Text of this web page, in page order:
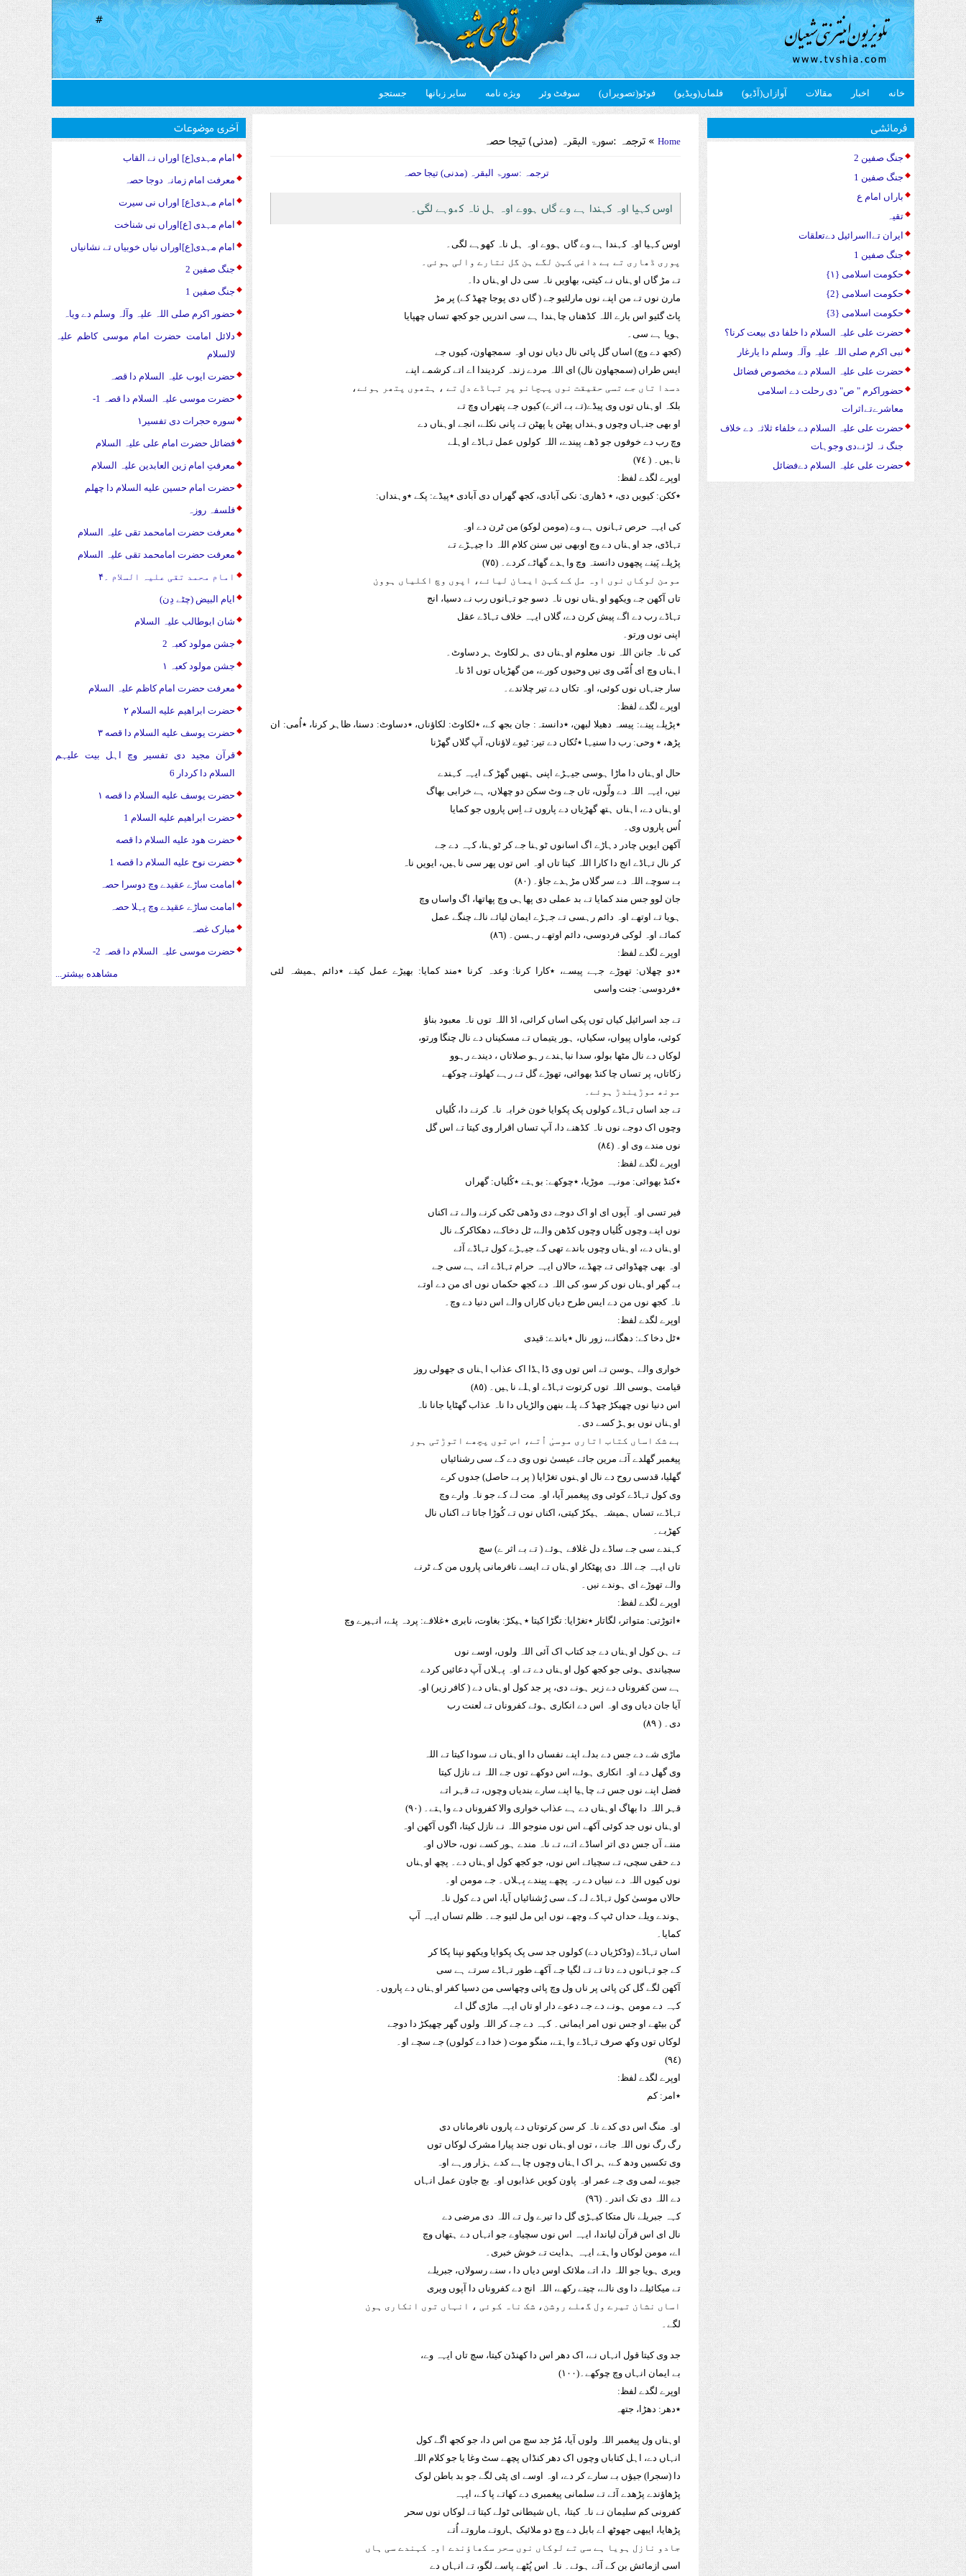
#
خانه اخبار مقالات آوازاں(آڈیو) فلماں(ویڈیو) فوٹو(تصویراں) سوفٹ وئر ویژه نامه سایر زبانها جستجو
Home » ترجمہ :سورۃ البقرہ (مدنی) تیجا حصہ
ترجمہ :سورۃ البقرہ (مدنی) تیجا حصہ
اوس کہیا اوہ کہندا ہے وے گاں ہووے اوہ ہل ناہ کھوہے لگی۔
اوس کہیا اوہ کہندا ہے وے گاں ہووے اوہ ہل ناہ کھوہے لگی۔
پوری ڈھاری تے بے داغی کہن لگے ہن گل نتارے والی ہوئی۔
تے مڑ گاں اوہناں نے کیتی، بھاویں ناہ سی دل اوہناں دا۔
مارن نوں تے من اپنے نوں مارلئیو جے ( گاں دی پوجا چھڈ کے) پر مڑ
پاٹ گئیو اس بارے اللہ کڈھناں چاہندا ہے سی اندریں جو کجھ تساں چھپایا
ہویا ہے سی۔
(کجھ دے وچ) اساں گل پائی نال دیاں نوں اوہ سمجھاون، کیوں جے
ایس طراں (سمجھاون نال) ای اللہ مردے زندہ کردیندا اے اتے کرشمے اپنے
دسدا تاں جے تسی حقیقت نوں پہچانو پر تہاڈے دل تے ، ہتھوں پتھر ہوئے،
بلکہ اوہناں توں وی پیڈے(تے بے اثرے) کیوں جے پتھراں وچ تے
او بھی جنہاں وچوں وہنداں پھٹن یا پھٹن تے پانی نکلے، انجے اوہناں دے
وچ رب دے خوفوں جو ڈھے پیندے، اللہ کولوں عمل تہاڈے اوہلے
ناہیں۔ ( ٧٤)
اوپرے لگدے لفظ:
٭ککن: کیویں دی، ٭ ڈھاری: نکی آبادی، کجھ گھراں دی آبادی ٭پیڈے: پکے ٭وہنداں:
کی ایہہ حرص تہانوں ہے وے (مومن لوکو) من ٹرن دے اوہ
تہاڈی، جد اوہناں دے وچ اوبھی نیں سنن کلام اللہ دا جیہڑے تے
پڑپلے پَینے پچھوں دانستہ وچ واہدے گھاٹے کردے۔ (٧٥)
مومن لوکاں نوں اوہ مل کے کہن ایمان لیائے، اپوں وچ اکلیاں ہوون
تاں آکھن جے ویکھو اوہناں نوں ناہ دسو جو تہانوں رب نے دسیا، انج
تہاڈے رب دے اگے پیش کرن دے، گلاں ایہہ خلاف تہاڈے عقل
اپنی نوں ورتو۔
کی ناہ جانن اللہ نوں معلوم اوہناں دی ہر لکاوٹ ہر دساوٹ۔
اہناں وچ ای اُمّی وی نیں وحیوں کورے، من گھڑیاں توں اڈ ناہ
سار جنہاں نوں کوئی، اوہ تکاں دے تیر چلاندے۔
اوپرے لگدے لفظ:
٭پڑپلے پینے: پیسہ دھیلا لبھن، ٭دانستہ: جان بجھ کے، ٭لکاوٹ: لکاؤناں، ٭دساوٹ: دسنا، ظاہر کرنا، ٭اُمی: ان
پڑھ، ٭ وحی: رب دا سنیہا ٭تُکاں دے تیر: ٹیوے لاؤناں، آپ گلاں گھڑنا
حال اوہناں دا ماڑا ہوسی جیہڑے اپنی ہتھیں گھڑ کے ایہہ کہندے
نیں، ایہہ اللہ دے ولّوں، تاں جے وٹ سکن دو چھلاں، ہے خرابی بھاگ
اوہناں دے، اہناں ہتھ گھڑیاں دے پاروں تے اِس پاروں جو کمایا
اُس پاروں وی۔
آکھن ایویں چادر دہاڑے اگ اسانوں ٹوہنا جے کر ٹوہنا، کہہ دے جے
کر نال تہاڈے انج دا کارا اللہ کیتا تاں اوہ اس توں پھر سی ناہیں، ایویں ناہ
بے سوچے اللہ دے سر گلاں مڑہدے جاؤ۔ (٨٠)
جان لوو جس مند کمایا تے بد عملی دی پھاہی وچ پھاتھا، اگ واساں وچ
ہویا تے اوتھے اوہ دائم رہسی تے جہڑے ایمان لیائے نالے چنگے عمل
کمائے اوہ لوکی فردوسی، دائم اوتھے رہسن۔ (٨٦)
اوپرے لگدے لفظ:
٭دو چھلاں: تھوڑے جہے پیسے، ٭کارا کرنا: وعدہ کرنا ٭مند کمایا: بھیڑے عمل کیتے ٭دائم ہمیشہ لئی
٭فردوسی: جنت واسی
تے جد اسرائیل کیاں توں پکی اساں کرائی، اڈ اللہ توں ناہ معبود بناؤ
کوئی، ماواں پیواں، سکیاں، ہور یتیماں تے مسکیناں دے نال چنگا ورتو،
لوکاں دے نال مٹھا بولو، سدا نباہندے رہو صلاتاں ، دیندے رہوو
زکاتاں، پر تساں چا کنڈ بھوائی، تھوڑے گل تے رہے کھلوتے چوکھے
مونھ موڑیندڑ ہوئے۔
تے جد اساں تہاڈے کولوں پک پکوایا خون خرابہ ناہ کرنے دا، کُلیاں
وچوں اک دوجے نوں ناہ کڈھنے دا، آپ تساں اقرار وی کیتا تے اس گل
نوں مندے وی او۔ (٨٤)
اوپرے لگدے لفظ:
٭کنڈ بھوائی: مونہہ موڑیا، ٭چوکھے: بوہتے ٭کُلیاں: گھراں
فیر تسی اوہ آپوں ای او اک دوجے دی وڈھی ٹکی کرنے والے تے اکناں
نوں اپنے وچوں کُلیاں وچوں کڈھن والے، ٹل دخاکے، دھکاکرکے نال
اوہناں دے، اوہناں وچوں باندے تھی کے جیہڑے کول تہاڈے آئے
اوہ بھی چھڈوائی تے چھڈے، حالاں ایہہ حرام تہاڈے اتے ہے سی جے
بے گھر اوہناں نوں کر سو، کی اللہ دے کجھ حکماں نوں ای من دے اوتے
ناہ کجھ نوں من دے ایس طرح دیاں کاراں والے اس دنیا دے وچ۔
اوپرے لگدے لفظ:
٭ٹل دخا کے: دھگانے، زور نال ٭باندے: قیدی
خواری والے ہوسن تے اس توں وی ڈاہڈا اک عذاب اہناں ی جھولی روز
قیامت ہوسی اللہ توں کرتوت تہاڈے اوہلے ناہیں۔ (٨٥)
اس دنیا نوں چھیکڑ چھڈ کے پلے بنھن والڑیاں دا ناہ عذاب گھٹایا جانا ناہ
اوہناں نوں بوہڑ کسے دی۔
بے شک اساں کتاب اتاری موسیٰ اُتے، اس توں پچھے اتوڑتی ہور
پیغمبر گھلدے آئے مرین جائے عیسیٰ نوں وی دے کے سی رشنائیاں
گھلیا، قدسی روح دے نال اوہنوں تغڑایا ( پر بے حاصل) جدوں کرے
وی کول تہاڈے کوئی وی پیغمبر آیا، اوہ مت لے کے جو ناہ وارے وچ
تہاڈے، تساں ہمیشہ ہیکڑ کیتی، اکناں نوں تے کُوڑا جاتا تے اکناں نال
کھڑبے۔
کہندے سی جے ساڈے دل غلافے ہوئے ( تے بے اثر ے) سچ
تاں ایہہ جے اللہ دی پھٹکار اوہناں تے ایسے نافرمانی پاروں من کے ٹرنے
والے تھوڑے ای ہوندے نیں۔
اوپرے لگدے لفظ:
٭اتوڑتی: متواتر، لگاتار ٭تغڑایا: تگڑا کیتا ٭ہیکڑ: بغاوت، نابری ٭غلافے: پردہ پئے، انہیرے وچ
تے ہن کول اوہناں دے جد کتاب اک آئی اللہ ولوں، اوسے نوں
سچیاندی ہوئی جو کجھ کول اوہناں دے تے اوہ پہلاں آپ دعائیں کردے
ہے سن کفروناں دے زیر ہونے دی، پر جد کول اوہناں دے ( کافر زیر) اوہ
آیا جان دیاں وی اوہ اس دے انکاری ہوئے کفروناں تے لعنت رب
دی۔ ( ٨٩)
ماڑی شے دے جس دے بدلے اپنے نفساں دا اوہناں نے سودا کیتا تے اللہ
وی گھل دے اوہ انکاری ہوئے، اس دوکھے توں جے اللہ نے نازل کیتا
فضل اپنے نوں جس تے چاہیا اپنے سارے بندیاں وچوں، تے قہر اتے
قہر اللہ دا بھاگ اوہناں دے ہے عذاب خواری والا کفروناں دے واہتے۔ (٩٠)
اوہناں نوں جد کوئی آکھے اس نوں منوجو اللہ نے نازل کیتا، اگوں آکھن اوہ
مننے آں جس دی اتر اساڈے اتے، تے ناہ مندے ہور کسے نوں، حالاں اوہ
دے حقی سچی، تے سچیائے اس نوں، جو کجھ کول اوہناں دے۔ پچھ اوہناں
نوں کیوں اللہ دے نبیاں دے رہ پچھے پیندے پہلاں۔ جے مومن او۔
حالاں موسیٰ کول تہاڈے لے کے سی رُشنائیاں آیا، اس دے کول ناہ
ہوندے ویلے حداں ٹپ کے وچھے نوں ایں مل لئیو جے۔ ظلم تساں ایہہ آپ
کمایا۔
اساں تہاڈے (وڈکڑیاں دے) کولوں جد سی پک پکوایا ویکھو نپنا پکا کر
کے جو تہانوں دے دتا تے تے لگیا جے آکھے طور تہاڈے سرتے ہے سی
آکھن لگے گل کن پائی پر ناں ول وچ پائی وچھاسی من دسیا کفر اوہناں دے پاروں۔
کہہ دے مومن ہونے دے جے دعوے دار او تاں ایہہ ماڑی گل اے
گن بیٹھے او جس نوں امر ایمانی۔ کہہ دے جے کر اللہ ولوں گھر چھیکڑ دا دوجے
لوکاں توں وکھ صرف تہاڈے واہتے، منگو موت ( خدا دے کولوں) جے سچے او۔
(٩٤)
اوپرے لگدے لفظ:
٭امر: کم
اوہ منگ اس دی کدے ناہ کر سن کرتوتاں دے پاروں نافرماناں دی
رگ رگ نوں اللہ جانے ، توں اوہناں نوں جند پیارا مشرک لوکاں توں
وی تکسیں ودھ کے، ہر اک اہناں وچوں چاہے کدے ہزار ورہے اوہ
جیوے، لمی وی جے عمر اوہ پاون کویں عذابوں اوہ بچ جاون عمل انہاں
دے اللہ دی تک اندر۔ (٩٦)
کہہ جبریلے نال متکا کیہڑی گل دا تیرے ول تے اللہ دی مرضی دے
نال ای اس قرآن لیاندا، ایہہ اس نوں سچیاوے جو انہاں دے ہتھاں وچ
اے، مومن لوکاں واہتے ایہہ ہدایت تے خوش خبری۔
ویری ہویا جو اللہ دا، اتے ملائک اوس دیاں دا ، سنے رسولاں، جبریلے
تے میکائیلے دا وی نالے، چیتے رکھے، اللہ انج دے کفروناں دا آپوں ویری
اساں نشان تیرے ول گھلے روشن، شک ناہ کوئی ، انہاں توں انکاری ہون
لگے۔
جد وی کیتا قول انہاں نے، اک دھر اس دا کھنڈن کیتا، سچ تاں ایہہ وے،
بے ایمان انہاں وچ چوکھے۔(١٠٠)
اوپرے لگدے لفظ:
٭دھر: دھڑا، جتھہ
اوہناں ول پیغمبر اللہ ولوں آیا، مُڑ جد سچ من اس دا، جو کجھ اگے کول
انہاں دے، اہل کتاباں وچوں اک دھر کنڈاں پچھے سٹ وغا یا جو کلام اللہ
دا (سجرا) جیؤں بے سارے کر دے، اوہ اوسے ای پٹی لگے جو بد باطن لوک
پڑھاؤندے پڑھدے آئے تے سلمانی پیغمبری دے کھاتے پا کے، ایہہ
کفرونی کم سلیمان نے ناہ کیتا، ہاں شیطانی ٹولے کیتا تے لوکاں نوں سحر
پڑھایا، ایبھی جھوٹھ اے بابل دے وچ دو ملائیک ہاروتے ماروتے اُتے
جادو نازل ہویا ہے سی تے لوکاں نوں سحر سکھاؤندے اوہ کہندے سی ہاں
اسی ازمائش بن کے آئے ہوئے۔ ناہ اس پُٹھے پاسے لگو، تے انہاں دے
آخری موضوعات
امام مہدی[ع] اوراں نے القاب
معرفت امام زمانہ دوجا حصہ
امام مہدی[ع] اوراں نی سیرت
امام مہدی [ع]اوراں نی شناخت
امام مہدی[ع]اوراں نیاں خوبیاں تے نشانیاں
جنگ صفین 2
جنگ صفین 1
حضور اکرم صلی اللہ علیہ وآلہ وسلم دے ویاہ
دلائل امامت حضرت امام موسی کاظم علیہ
لالسلام
حضرت ایوب علیہ السلام دا قصہ
حضرت موسی علیہ السلام دا قصہ 1-
سوره حجرات دی تفسیر۱
فضائل حضرت امام علی علیہ السلام
معرفتِ امام زین العابدین علیہ السلام
حضرت امام حسین علیه السلام دا چهلم
فلسفہ روزہ
معرفت حضرت امامحمد تقی علیہ السلام
معرفت حضرت امامحمد تقی علیہ السلام
امام محمد تقی علیہ السلام ۔۴
ایام البیض (چٹے دِن)
شان ابوطالب علیہ السلام
جشن مولود کعبہ 2
جشن مولود کعبہ ۱
معرفت حضرت امام کاظم علیہ السلام
حضرت ابراهیم علیه السلام ۲
حضرت يوسف علیه السلام دا قصه ۳
قرآن مجید دی تفسیر وچ اہل بیت علیہم
السلام دا کردار 6
حضرت يوسف علیه السلام دا قصه ۱
حضرت ابراهیم علیه السلام 1
حضرت هود علیه السلام دا قصه
حضرت نوح علیه السلام دا قصه 1
امامت ساڑے عقیدے وچ دوسرا حصہ
امامت ساڑے عقیدے وچ پہلا حصہ
مبارک غصہ
حضرت موسی علیہ السلام دا قصہ 2-
مشاهده بیشتر...
فرمائشی
جنگ صفین 2
جنگ صفین 1
باراں امام ع
تقیہ
ایران تےااسرائیل دےتعلقات
جنگ صفین 1
حکومت اسلامی {۱}
حکومت اسلامی {2}
حکومت اسلامی {3}
حضرت علی علیہ السلام دا خلفا دی بیعت کرنا؟
نبی اکرم صلی اللہ علیہ وآلہ وسلم دا یارغار
حضرت علی علیہ السلام دے مخصوص فضائل
حضوراکرم " ص" دی رحلت دے اسلامی
معاشرےتےاثرات
حضرت علی علیہ السلام دے خلفاء ثلاثہ دے خلاف
جنگ نہ لڑنےدی وجوہات
حضرت علی علیہ السلام دےفضائل